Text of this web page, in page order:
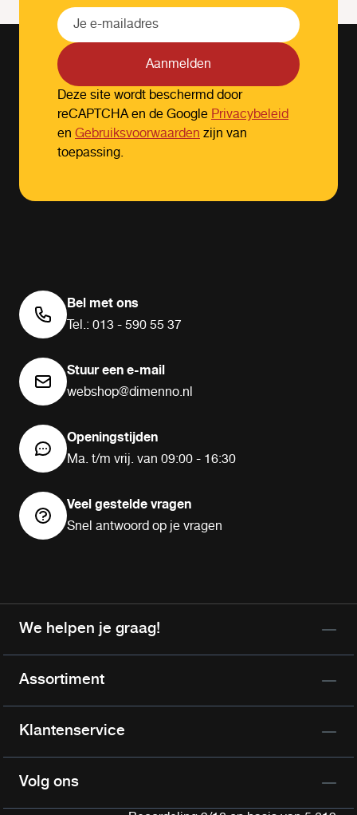
Aanmelden
Deze site wordt beschermd door
reCAPTCHA en de GooglePrivacybeleid
en Gebruiksvoorwaardenzijn van
toepassing.
Bel met ons
Tel.: 013 - 590 55 37
Stuur een e-mail
webshop@dimenno.nl
Openingstijden
Ma. t/m vrij. van 09:00 - 16:30
Veel gestelde vragen
Snel antwoord op je vragen
We helpen je graag!
Assortiment
Klantenservice
Volg ons